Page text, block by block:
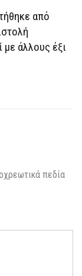
από
άλλους έξι
πεδία